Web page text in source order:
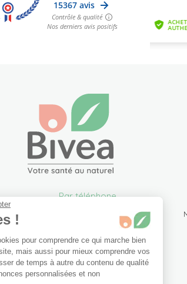
Par téléphone
info@bivea.com
6 rue du Solarium
33170 Gradignan
France Métropolitaine
!
pour comprendre ce qui marche bien
mais aussi pour mieux comprendre vos
de temps à autre du contenu de qualité
personnalisées et non